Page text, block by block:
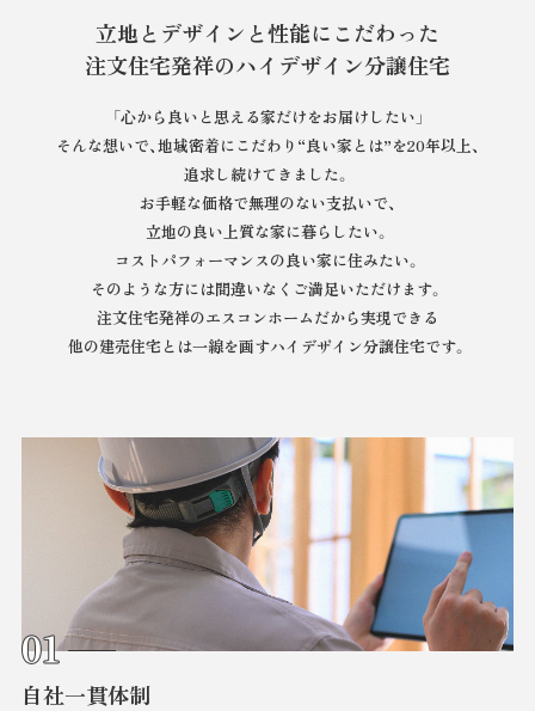
立地とデザインと性能にこだわった
注文住宅発祥のハイデザイン分譲住宅
「心から良いと思える家だけをお届けしたい」
そんな想いで、地域密着にこだわり“良い家とは”を20年以上、
追求し続けてきました。
お手軽な価格で無理のない支払いで、
立地の良い上質な家に暮らしたい。
コストパフォーマンスの良い家に住みたい。
そのような方には間違いなくご満足いただけます。
注文住宅発祥のエスコンホームだから実現できる
他の建売住宅とは一線を画すハイデザイン分譲住宅です。
自社一貫体制